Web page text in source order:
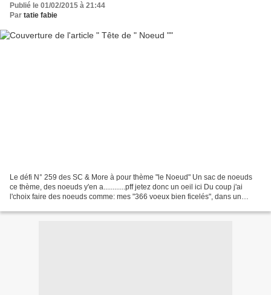
Publié le 01/02/2015 à 21:44
Par tatie fabie
Le défi N° 259 des SC & More à pour thème "le Noeud" Un sac de noeuds
ce thème, des noeuds y'en a............pff jetez donc un oeil ici Du coup j'ai
l'choix faire des noeuds comme: mes "366 voeux bien ficelés", dans un